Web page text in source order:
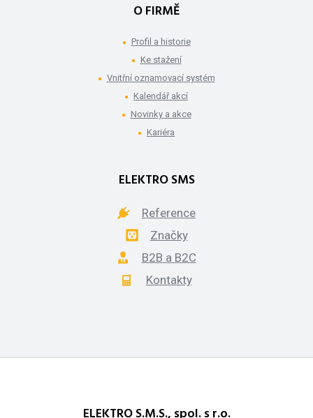
O FIRMĚ
Profil a historie
Ke stažení
Vnitřní oznamovací systém
Kalendář akcí
Novinky a akce
Kariéra
ELEKTRO SMS
Reference
Značky
B2B a B2C
Kontakty